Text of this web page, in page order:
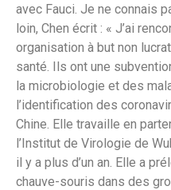
avec Fauci. Je ne connais
loin, Chen écrit : « J’ai
organisation à but non
santé. Ils ont une
la microbiologie et des
l’identification des
Chine. Elle travaille en
l’Institut de Virologie de
il y a plus d’un an. Elle a
chauve-souris dans des